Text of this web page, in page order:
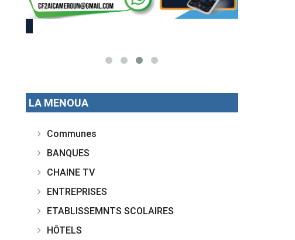
LA MENOUA
Communes
BANQUES
CHAINE TV
ENTREPRISES
ETABLISSEMNTS SCOLAIRES
HÔTELS